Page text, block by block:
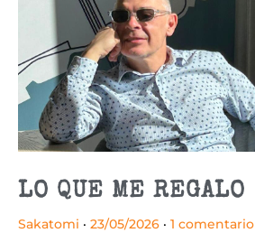
LO QUE ME REGALO
Sakatomi 23/05/2026 1 comentario